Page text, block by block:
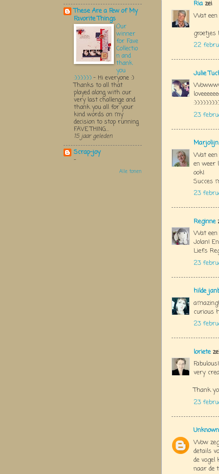
Ria zei
Wat een
groetjes
22
Julie
23
Wat
en weer
ook!
Succes
23
Reginne
Wat
Jolan!
Liefs
23
hilde
curious
23
loriete
very
Thank
23
Unknown
Wow
details
de vogel
naar de
These Are a Few of My
Favorite Things
Our
winner
for Fave
Collectio
n and
thank
you
:):):):):):) - Hi everyone :)
Thanks to all that
played along with our
very last challenge and
thank you all for your
kind words on my
decision to stop running
FAVE THING...
15 jaar geleden
Scrap-joy
-
Alle tonen